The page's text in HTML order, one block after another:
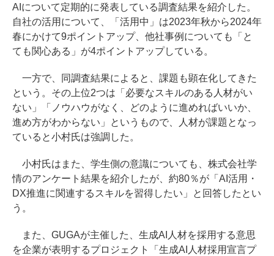
AIについて定期的に発表している調査結果を紹介した。
自社の活用について、「活用中」は2023年秋から2024年
春にかけて9ポイントアップ、他社事例についても「と
ても関心ある」が4ポイントアップしている。
一方で、同調査結果によると、課題も顕在化してきた
という。その上位2つは「必要なスキルのある人材がい
ない」「ノウハウがなく、どのように進めればいいか、
進め方がわからない」というもので、人材が課題となっ
ていると小村氏は強調した。
小村氏はまた、学生側の意識についても、株式会社学
情のアンケート結果を紹介したが、約80％が「AI活用・
DX推進に関連するスキルを習得したい」と回答したとい
う。
また、GUGAが主催した、生成AI人材を採用する意思
を企業が表明するプロジェクト「生成AI人材採用宣言プ